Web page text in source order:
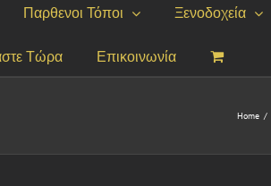
Παρθενοι Τόποι Ξενοδοχεία
Τώρα Επικοινωνία
Home /